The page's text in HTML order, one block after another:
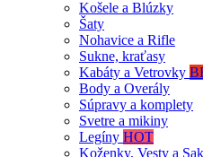
Košele a Blúzky
Šaty
Nohavice a Rifle
Sukne, kraťasy
Kabáty a Vetrovky
Body a Overály
Súpravy a komplety
Svetre a mikiny
Legíny HOT
Koženky, Vesty a